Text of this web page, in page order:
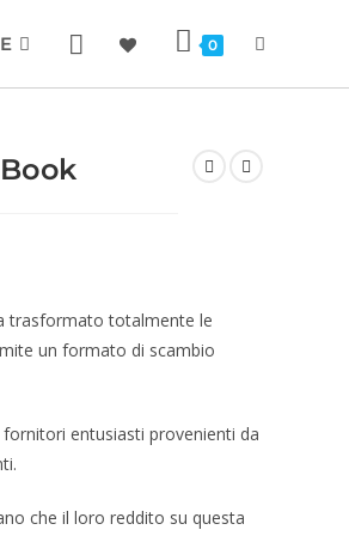
0
trasformato totalmente le
un formato di scambio
entusiasti provenienti da
che il loro reddito su questa